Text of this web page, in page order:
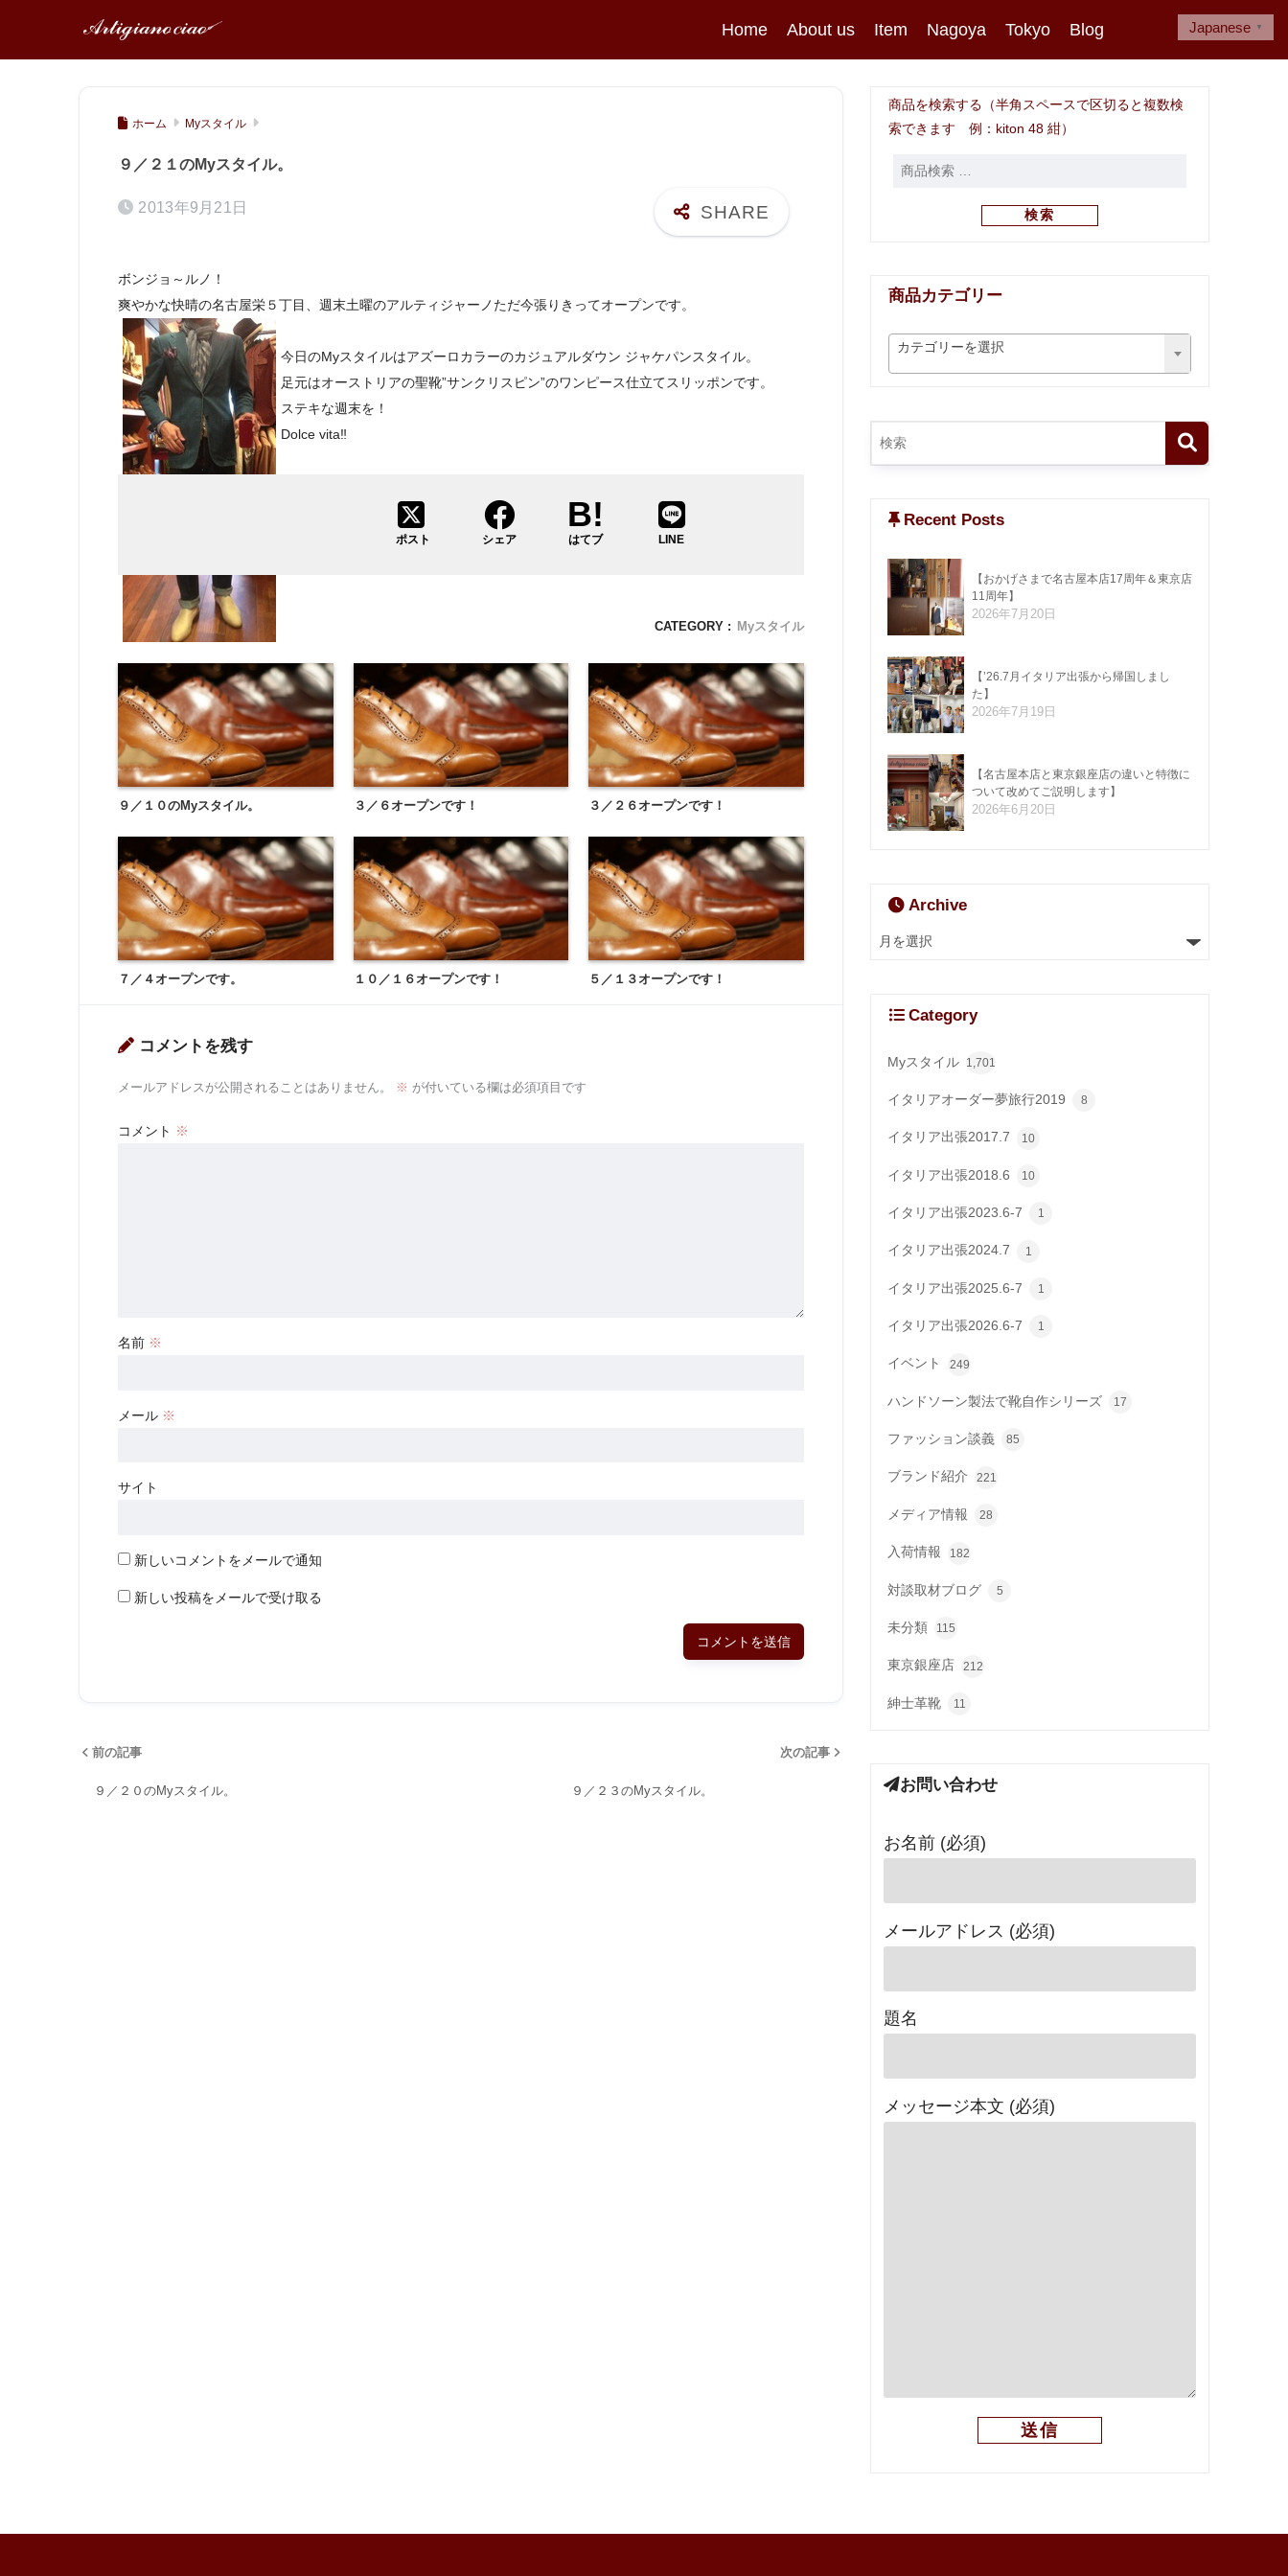
Home About us Item Nagoya Tokyo Blog
ホーム Myスタイル
９／２１のMyスタイル。
2013年9月21日
ボンジョ～ルノ！
爽やかな快晴の名古屋栄５丁目、週末土曜のアルティジャーノただ今張りきってオープンです。
今日のMyスタイルはアズーロカラーのカジュアルダウン ジャケパンスタイル。
足元はオーストリアの聖靴”サンクリスピン”のワンピース仕立てスリッポンです。
ステキな週末を！
Dolce vita‼
ポスト シェア はてブ LINE
CATEGORY : Myスタイル
９／１０のMyスタイル。 ３／６オープンです！ ３／２６オープンです！
７／４オープンです。 １０／１６オープンです！ ５／１３オープンです！
コメントを残す
メールアドレスが公開されることはありません。 ※ が付いている欄は必須項目です
コメント ※
名前 ※
メール ※
サイト
新しいコメントをメールで通知
新しい投稿をメールで受け取る
前の記事
９／２０のMyスタイル。
次の記事
９／２３のMyスタイル。
商品を検索する（半角スペースで区切ると複数検
索できます 例：kiton 48 紺）
検索
商品カテゴリー
カテゴリーを選択
Recent Posts
【おかげさまで名古屋本店17周年＆東京店
11周年】
2026年7月20日
【’26.7月イタリア出張から帰国しまし
た】
2026年7月19日
【名古屋本店と東京銀座店の違いと特徴に
ついて改めてご説明します】
2026年6月20日
Archive
Category
Myスタイル 1,701
イタリアオーダー夢旅行2019 8
イタリア出張2017.7 10
イタリア出張2018.6 10
イタリア出張2023.6-7 1
イタリア出張2024.7 1
イタリア出張2025.6-7 1
イタリア出張2026.6-7 1
イベント 249
ハンドソーン製法で靴自作シリーズ 17
ファッション談義 85
ブランド紹介 221
メディア情報 28
入荷情報 182
対談取材ブログ 5
未分類 115
東京銀座店 212
紳士革靴 11
お問い合わせ
お名前 (必須)
メールアドレス (必須)
題名
メッセージ本文 (必須)
Japanese ▼